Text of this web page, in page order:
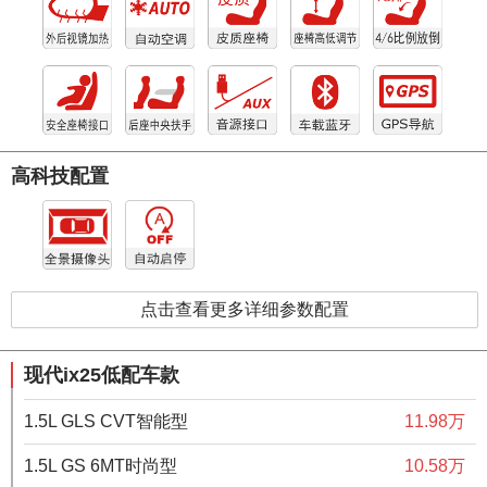
高科技配置
点击查看更多详细参数配置
现代ix25低配车款
1.5L GLS CVT智能型 11.98万
1.5L GS 6MT时尚型 10.58万